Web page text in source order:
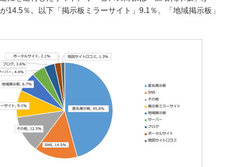
14.5％。以下「掲示板ミラーサイト」9.1％、「地域掲示板」